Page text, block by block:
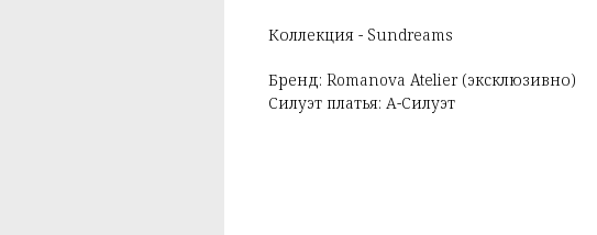
Коллекция - Sundreams
Бренд: Romanova Atelier (эксклюзивно)
Силуэт платья: А-Силуэт